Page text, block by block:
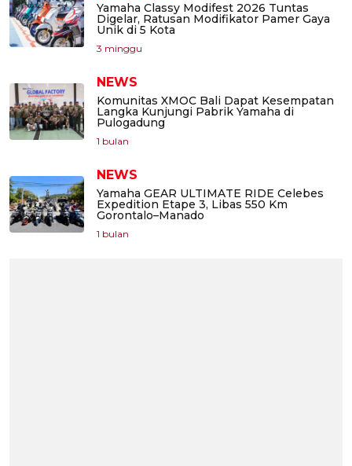
Yamaha Classy Modifest 2026 Tuntas
Digelar, Ratusan Modifikator Pamer Gaya
Unik di 5 Kota
3 minggu
NEWS
Komunitas XMOC Bali Dapat Kesempatan
Langka Kunjungi Pabrik Yamaha di
Pulogadung
1 bulan
NEWS
Yamaha GEAR ULTIMATE RIDE Celebes
Expedition Etape 3, Libas 550 Km
Gorontalo–Manado
1 bulan